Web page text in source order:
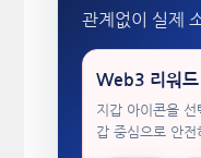
관계없이 실제
Web3 리워드
지갑 아이콘을 선
갑 중심으로 안전